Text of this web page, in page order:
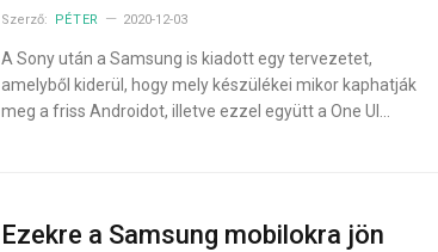
Szerző: PÉTER 2020-12-03
A Sony után a Samsung is kiadott egy tervezetet,
amelyből kiderül, hogy mely készülékei mikor kaphatják
meg a friss Androidot, illetve ezzel együtt a One UI…
Ezekre a Samsung mobilokra jön